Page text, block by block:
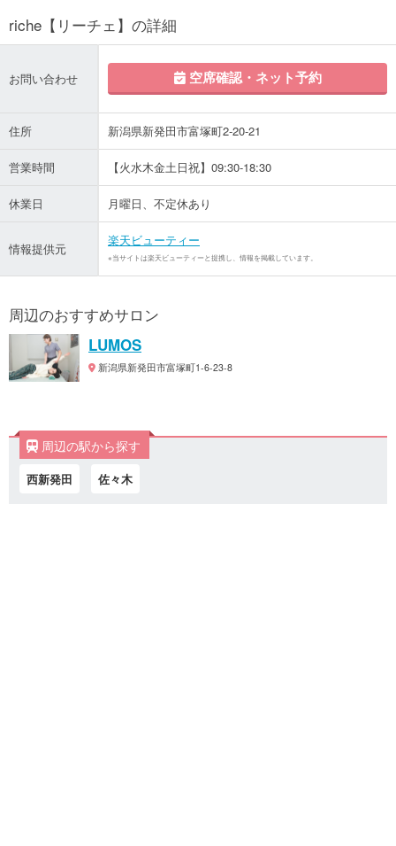
riche【リーチェ】の詳細
お問い合わせ 空席確認・ネット予約
住所 新潟県新発田市富塚町2-20-21
営業時間 【火水木金土日祝】09:30-18:30
休業日 月曜日、不定休あり
情報提供元
楽天ビューティー
※当サイトは楽天ビューティーと提携し、情報を掲載しています。
周辺のおすすめサロン
LUMOS
新潟県新発田市富塚町1-6-23-8
周辺の駅から探す
西新発田 佐々木